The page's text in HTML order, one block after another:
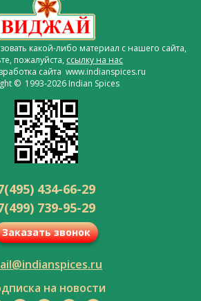
какой-либо материал с нашего сайта,
пожалуйста, ссылку на нас
сайта www.indianspices.ru
© 1993-2026 Indian Spices
434-66-29
739-95-29
Заказать звонок
на новости